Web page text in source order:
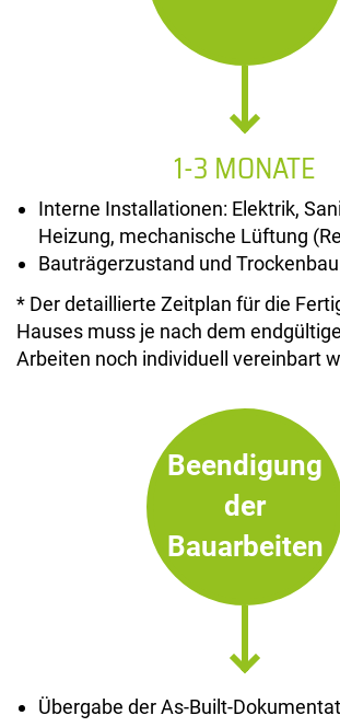
1-3 MONATE
Interne Installationen: Elektrik,
Heizung, mechanische Lüftung
Bauträgerzustand und
* Der detaillierte Zeitplan für die
Hauses muss je nach dem
Arbeiten noch individuell vereinbart
Beendigung
der
Bauarbeiten
Übergabe der As-Built-